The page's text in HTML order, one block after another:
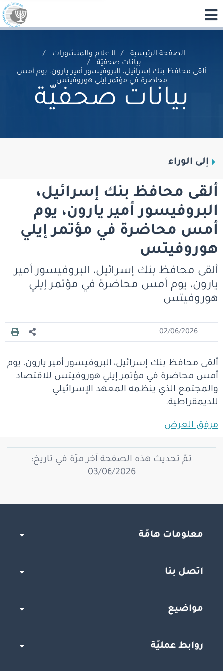
الصفحة الرئيسية
الاعلام والمنشورات
بيانات صحفيّة
ألقى محافظ بنك إسرائيل، البروفيسور أمير يارون، يوم أمس
محاضرة في مؤتمر إيلي هوروفيتس
بيانات صحفيّة
إلى الوراء
ألقى محافظ بنك إسرائيل،
البروفيسور أمير يارون، يوم
أمس محاضرة في مؤتمر إيلي
هوروفيتس
ألقى محافظ بنك إسرائيل، البروفيسور أمير
يارون، يوم أمس محاضرة في مؤتمر إيلي
هوروفيتس
02/06/2026
ألقى محافظ بنك إسرائيل، البروفيسور أمير يارون، يوم
أمس محاضرة في مؤتمر إيلي هوروفيتس للاقتصاد
والمجتمع الذي ينظمه المعهد الإسرائيلي
للديمقراطية.
مرفق العرض
تمّ تحديث هذه الصفحة آخر مرّة في تاريخ:
03/06/2026
معلومات هامّة
اتصل بنا
مواضيع
روابط عمليّة